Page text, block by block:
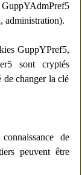
administration).
GuppYPref5,
sont cryptés
de changer la clé
de
peuvent être